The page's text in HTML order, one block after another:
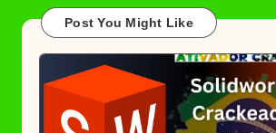
Post You Might Like